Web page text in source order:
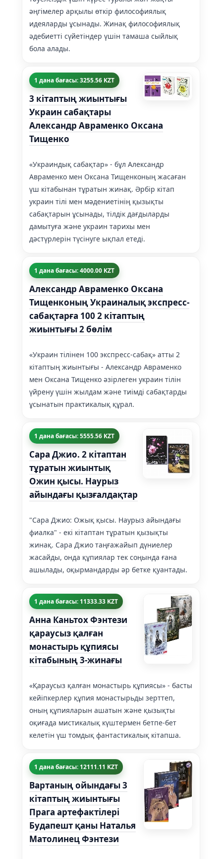
әңгімелер арқылы өткір философиялық
идеяларды ұсынады. Жинақ философиялық
әдебиетті сүйетіндер үшін тамаша сыйлық
бола алады.
1 дана бағасы: 3255.56 KZT
3 кітаптың жиынтығы
Украин сабақтары
Александр Авраменко Оксана
Тищенко
«Украиндық сабақтар» - бұл Александр
Авраменко мен Оксана Тищенконың жасаған
үш кітабынан тұратын жинақ. Әрбір кітап
украин тілі мен мәдениетінің қызықты
сабақтарын ұсынады, тілдік дағдыларды
дамытуға және украин тарихы мен
дәстүрлерін түсінуге ықпал етеді.
1 дана бағасы: 4000.00 KZT
Александр Авраменко Оксана
Тищенконың Украиналық экспресс-
сабақтарға 100 2 кітаптың
жиынтығы 2 бөлім
«Украин тілінен 100 экспресс-сабақ» атты 2
кітаптың жиынтығы - Александр Авраменко
мен Оксана Тищенко әзірлеген украин тілін
үйрену үшін жылдам және тиімді сабақтарды
ұсынатын практикалық құрал.
1 дана бағасы: 5555.56 KZT
Сара Джио. 2 кітаптан
тұратын жиынтық
Ожин қысы. Наурыз
айындағы қызғалдақтар
"Сара Джио: Ожық қысы. Наурыз айындағы
фиалка" - екі кітаптан тұратын қызықты
жинақ. Сара Джио таңғажайып дүниелер
жасайды, онда құпиялар тек соңында ғана
ашылады, оқырмандарды әр бетке қуантады.
1 дана бағасы: 11333.33 KZT
Анна Каньтох Фэнтези
қараусыз қалған
монастырь құпиясы
кітабының 3-жинағы
«Қараусыз қалған монастырь құпиясы» - басты
кейіпкерлер құпия монастырьды зерттеп,
оның құпияларын ашатын және қызықты
оқиғада мистикалық күштермен бетпе-бет
келетін үш томдық фантастикалық кітапша.
1 дана бағасы: 12111.11 KZT
Вартаның ойындағы 3
кітаптың жиынтығы
Прага артефактілері
Будапешт қаны Наталья
Матолинец Фэнтези